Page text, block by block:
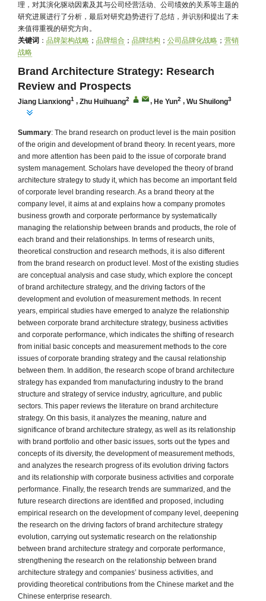
理，对其演化驱动因素及其与公司经营活动、公司绩效的关系等主题的
研究进展进行了分析，最后对研究趋势进行了总结，并识别和提出了未
来值得重视的研究方向。
关键词 ：品牌架构战略 ；品牌组合 ；品牌结构 ；公司品牌化战略 ；营销
战略
Brand Architecture Strategy: Research
Review and Prospects
Jiang Lianxiong1 ,Zhu Huihuang2 ,He Yun2 ,Wu Shuilong3
Summary: The brand research on product level is the main position
of the origin and development of brand theory. In recent years, more
and more attention has been paid to the issue of corporate brand
system management. Scholars have developed the theory of brand
architecture strategy to study it, which has become an important field
of corporate level branding research. As a brand theory at the
company level, it aims at and explains how a company promotes
business growth and corporate performance by systematically
managing the relationship between brands and products, the role of
each brand and their relationships. In terms of research units,
theoretical construction and research methods, it is also different
from the brand research on product level. Most of the existing studies
are conceptual analysis and case study, which explore the concept
of brand architecture strategy, and the driving factors of the
development and evolution of measurement methods. In recent
years, empirical studies have emerged to analyze the relationship
between corporate brand architecture strategy, business activities
and corporate performance, which indicates the shifting of research
from initial basic concepts and measurement methods to the core
issues of corporate branding strategy and the causal relationship
between them. In addition, the research scope of brand architecture
strategy has expanded from manufacturing industry to the brand
structure and strategy of service industry, agriculture, and public
sectors. This paper reviews the literature on brand architecture
strategy. On this basis, it analyzes the meaning, nature and
significance of brand architecture strategy, as well as its relationship
with brand portfolio and other basic issues, sorts out the types and
concepts of its diversity, the development of measurement methods,
and analyzes the research progress of its evolution driving factors
and its relationship with corporate business activities and corporate
performance. Finally, the research trends are summarized, and the
future research directions are identified and proposed, including
empirical research on the development of company level, deepening
the research on the driving factors of brand architecture strategy
evolution, carrying out systematic research on the relationship
between brand architecture strategy and corporate performance,
strengthening the research on the relationship between brand
architecture strategy and companies’ business activities, and
providing theoretical contributions from the Chinese market and the
Chinese enterprise research.